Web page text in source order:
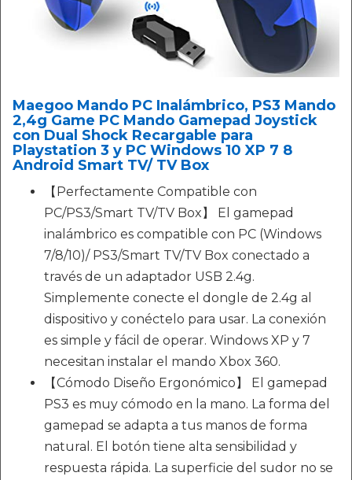
Maegoo Mando PC Inalámbrico, PS3 Mando
2,4g Game PC Mando Gamepad Joystick
con Dual Shock Recargable para
Playstation 3 y PC Windows 10 XP 7 8
Android Smart TV/ TV Box
【Perfectamente Compatible con
PC/PS3/Smart TV/TV Box】 El gamepad
inalámbrico es compatible con PC (Windows
7/8/10)/ PS3/Smart TV/TV Box conectado a
través de un adaptador USB 2.4g.
Simplemente conecte el dongle de 2.4g al
dispositivo y conéctelo para usar. La conexión
es simple y fácil de operar. Windows XP y 7
necesitan instalar el mando Xbox 360.
【Cómodo Diseño Ergonómico】 El gamepad
PS3 es muy cómodo en la mano. La forma del
gamepad se adapta a tus manos de forma
natural. El botón tiene alta sensibilidad y
respuesta rápida. La superficie del sudor no se